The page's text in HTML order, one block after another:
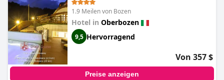
1.9 Meilen von Bozen
Hotel in Oberbozen
9,5 Hervorragend
Von 357 $
Preise anzeigen